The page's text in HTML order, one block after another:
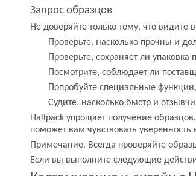
Запрос образцов
Не доверяйте только тому, что видите
Проверьте, насколько прочны и
Проверьте, сохраняет ли
Посмотрите, соблюдает ли
Попробуйте специальные
Судите, насколько быстр и
Hallpack упрощает получение
поможет вам чувствовать
Примечание. Всегда проверяйте
Если вы выполните следующие